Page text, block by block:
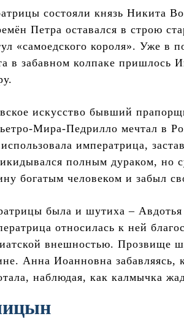
состояли князь Никита
Петра оставался в строю
«самоедского короля». Уже в
в забавном колпаке пришлось
искусство бывший
Мира-Педрилло мечтал в
императрица,
полным дураком, но
богатым человеком и забыл
была и шутиха –
относилась к ней
внешностью. Прозвище
Анна Иоанновна забавляясь,
наблюдая, как калмычка